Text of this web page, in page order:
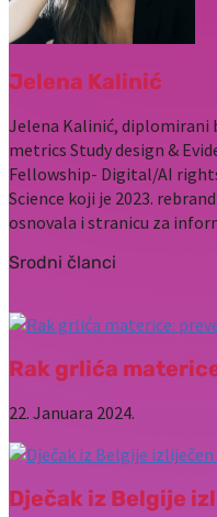
Jelena Kalinić
Jelena Kalinić, diplomirani
metrics Study design &
Fellowship- Digital/AI
Science koji je 2023.
osnovala i stranicu za
Srodni članci
Rak grlića
22. Januara 2024.
Dječak iz Belgije